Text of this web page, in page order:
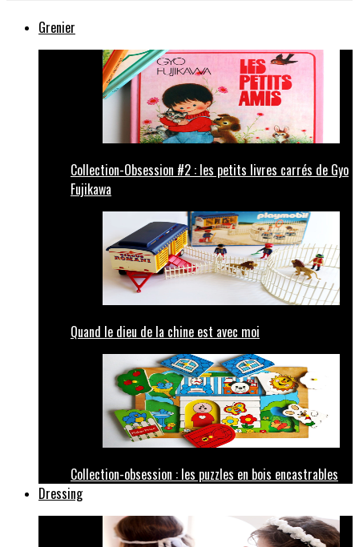
Grenier
Collection-Obsession #2 : les petits livres carrés de Gyo
Fujikawa
Quand le dieu de la chine est avec moi
Collection-obsession : les puzzles en bois encastrables
Dressing